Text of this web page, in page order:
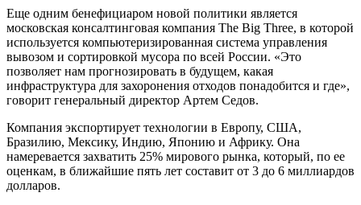
Еще одним бенефициаром новой политики является
московская консалтинговая компания The Big Three, в которой
используется компьютеризированная система управления
вывозом и сортировкой мусора по всей России. «Это
позволяет нам прогнозировать в будущем, какая
инфраструктура для захоронения отходов понадобится и где»,
говорит генеральный директор Артем Седов.
Компания экспортирует технологии в Европу, США,
Бразилию, Мексику, Индию, Японию и Африку. Она
намеревается захватить 25% мирового рынка, который, по ее
оценкам, в ближайшие пять лет составит от 3 до 6 миллиардов
долларов.